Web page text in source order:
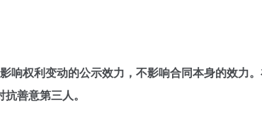
权利变动的公示效力，不影响合同本身的效力
善意第三人。